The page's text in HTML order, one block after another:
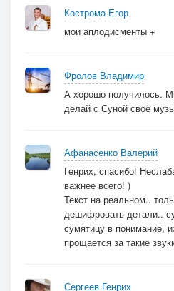
Кострома Егор
мои аплодисменты +
Фролов Владимир
А хорошо получилось.
делай с Суной своё
Афанасенко Валерий
Генрих, спасибо!
важнее всего! )
Текст на реальном..
дешифровать детали..
сумятицу в понимание,
прощается за такие
Сергеев Генрих